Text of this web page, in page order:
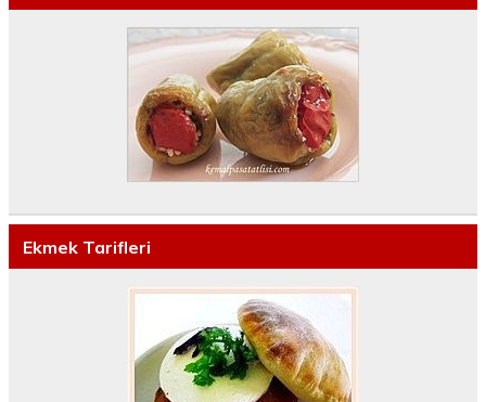
Ekmek Tarifleri